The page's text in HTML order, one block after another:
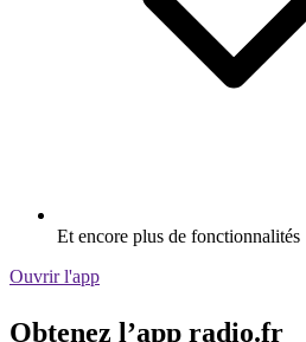
Et encore plus de fonctionnalités
Ouvrir l'app
Obtenez l’app radio.fr